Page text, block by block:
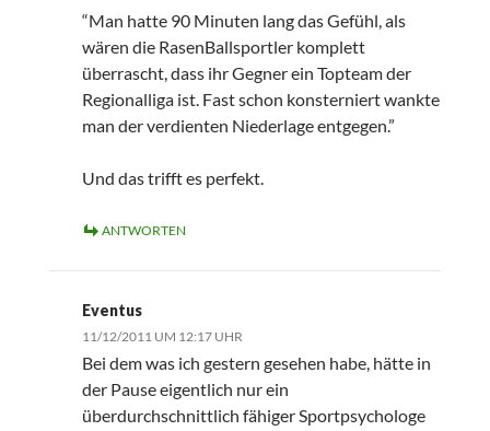
“Man hatte 90 Minuten lang das Gefühl, als
wären die RasenBallsportler komplett
überrascht, dass ihr Gegner ein Topteam der
Regionalliga ist. Fast schon konsterniert wankte
man der verdienten Niederlage entgegen.”
Und das trifft es perfekt.
ANTWORTEN
Eventus
11/12/2011 UM 12:17 UHR
Bei dem was ich gestern gesehen habe, hätte in
der Pause eigentlich nur ein
überdurchschnittlich fähiger Sportpsychologe